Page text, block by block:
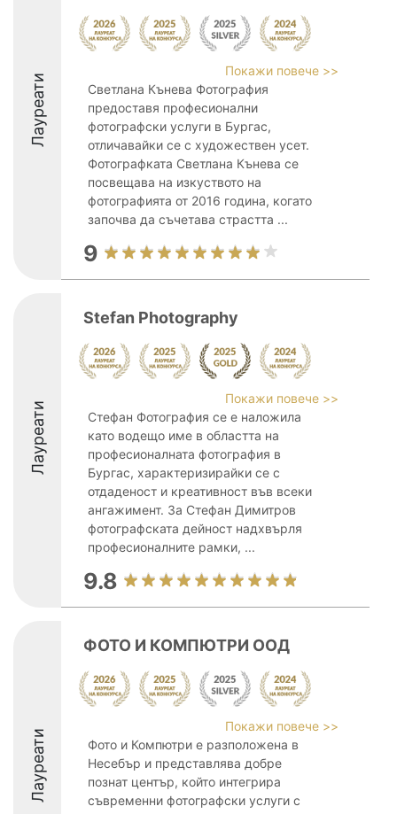
Лауреати
Покажи повече >>
Светлана Кънева Фотография
предоставя професионални
фотографски услуги в Бургас,
отличавайки се с художествен усет.
Фотографката Светлана Кънева се
посвещава на изкуството на
фотографията от 2016 година, когато
започва да съчетава страстта ...
9
Лауреати
Stefan Photography
Покажи повече >>
Стефан Фотография се е наложила
като водещо име в областта на
професионалната фотография в
Бургас, характеризирайки се с
отдаденост и креативност във всеки
ангажимент. За Стефан Димитров
фотографската дейност надхвърля
професионалните рамки, ...
9.8
Лауреати
ФОТО И КОМПЮТРИ ООД
Покажи повече >>
Фото и Компютри е разположена в
Несебър и представлява добре
познат център, който интегрира
съвременни фотографски услуги с